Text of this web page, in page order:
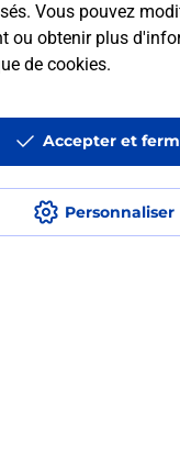
Vous pouvez
ou obtenir plus
de cookies.
Personnaliser
Accepter et
retourner un
votre boîte
envoyer un colis
un e-